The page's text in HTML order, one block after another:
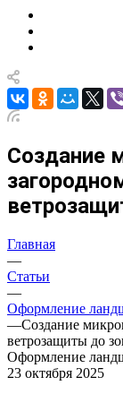
Создание
Главная
—
Статьи
—
Оформление
—Создание
ветрозащиты до
Оформление
23 октября 2025